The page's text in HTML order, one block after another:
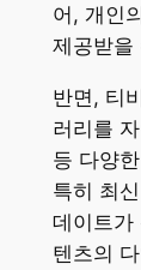
어, 개인
제공받을
반면, 티
러리를
등 다양
특히 최
데이트가
텐츠의